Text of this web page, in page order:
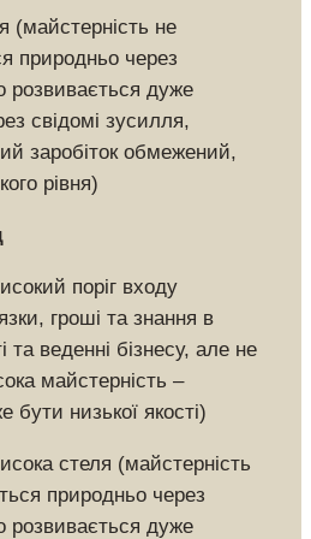
(майстерність не
природньо через
розвивається дуже
свідомі зусилля,
заробіток обмежений,
рівня)
поріг входу
гроші та знання в
та веденні бізнесу, але не
майстерність –
бути низької якості)
стеля (майстерність
природньо через
розвивається дуже